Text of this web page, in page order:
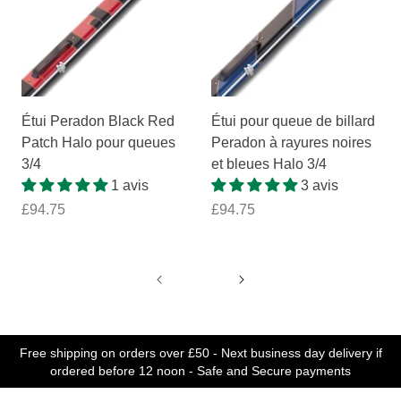
Étui Peradon Black Red
Patch Halo pour queues
3/4
1 avis
£94.75
Étui pour queue de billard
Peradon à rayures noires
et bleues Halo 3/4
3 avis
£94.75
Free shipping on orders over £50 - Next business day delivery if
ordered before 12 noon - Safe and Secure payments